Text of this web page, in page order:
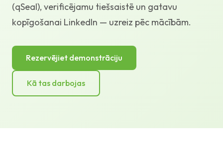
(qSeal), verificējamu tiešsaistē un gatavu
kopīgošanai LinkedIn — uzreiz pēc mācībām.
Rezervējiet demonstrāciju
Kā tas darbojas